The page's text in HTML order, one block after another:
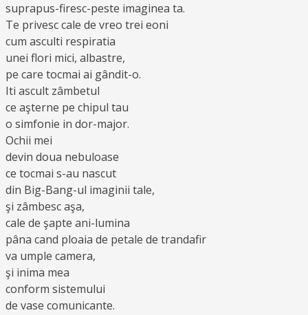
suprapus-firesc-peste imaginea ta.
Te privesc cale de vreo trei eoni
cum asculti respiratia
unei flori mici, albastre,
pe care tocmai ai gândit-o.
Iti ascult zâmbetul
ce aşterne pe chipul tau
o simfonie in dor-major.
Ochii mei
devin doua nebuloase
ce tocmai s-au nascut
din Big-Bang-ul imaginii tale,
şi zâmbesc aşa,
cale de şapte ani-lumina
pâna cand ploaia de petale de trandafir
va umple camera,
şi inima mea
conform sistemului
de vase comunicante.